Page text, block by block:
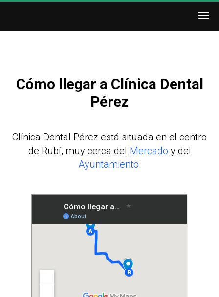
Cómo llegar a Clínica Dental
Pérez
Clínica Dental Pérez está situada en el centro
de Rubí, muy cerca del Mercado y del
Ayuntamiento.